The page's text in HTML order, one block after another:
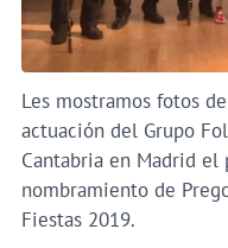
Les mostramos fotos
actuación del Grupo
Cantabria en Madrid
nombramiento de
Fiestas 2019.